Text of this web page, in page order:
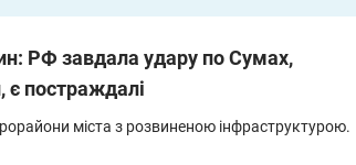
РФ завдала удару по Сумах,
постраждалі
міста з розвиненою інфраструктурою.